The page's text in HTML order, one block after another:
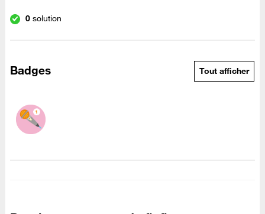
0 solution
Badges Tout afficher